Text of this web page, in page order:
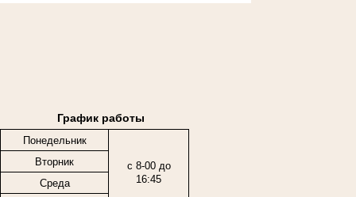
График работы
Понедельник
с 8-00 до
16:45
Вторник
Среда